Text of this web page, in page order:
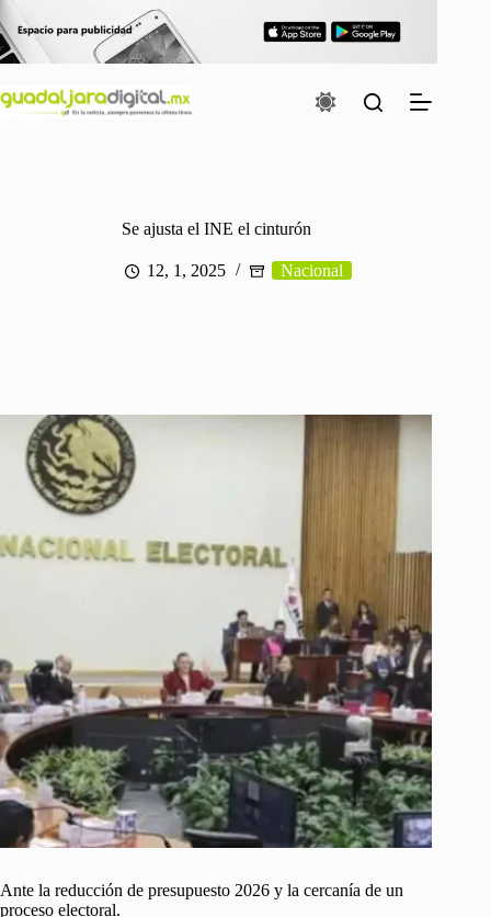
al
contenido
Se ajusta el INE el cinturón
12, 1, 2025 Nacional
Ante la reducción de presupuesto 2026 y la cercanía de un
proceso electoral.